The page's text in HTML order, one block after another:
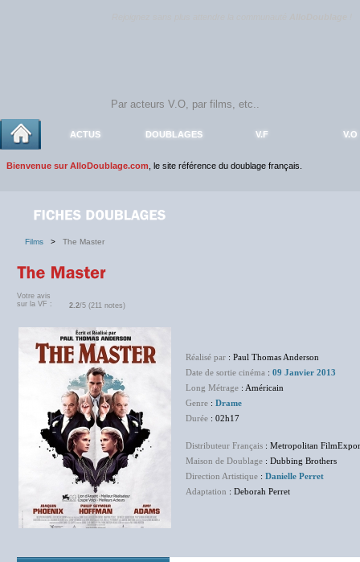
ACTUS DOUBLAGES V.F V.O
Bienvenue sur AlloDoublage.com , le site référence du doublage français.
Films > The Master
Votre avis
sur la VF :
2.2/5 (211 notes)
Réalisé par : Paul Thomas Anderson
Date de sortie cinéma : 09 Janvier 2013
Long Métrage : Américain
Genre : Drame
Durée : 02h17
Distributeur Français : Metropolitan
Maison de Doublage : Dubbing Brothers
Direction Artistique : Danielle Perret
Adaptation : Deborah Perret